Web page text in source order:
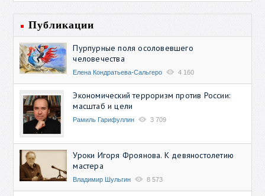
Публикации
Пурпурные поля осоловевшего
человечества
Елена Кондратьева-Сальгеро 4 160
Экономический терроризм против России:
масштаб и цели
Рамиль Гарифуллин 3 709
Уроки Игоря Фроянова. К девяностолетию
мастера
Владимир Шульгин 8 573